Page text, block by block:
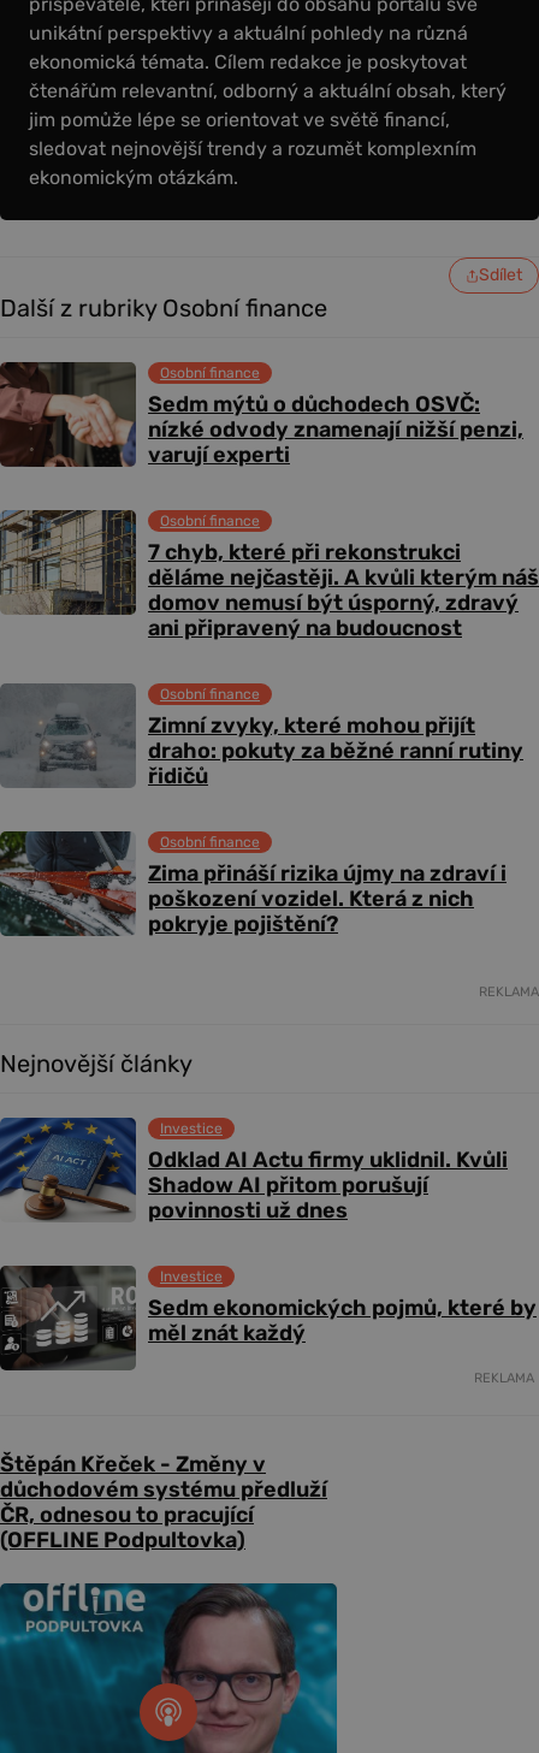
unikátní perspektivy a aktuální pohledy na různá
ekonomická témata. Cílem redakce je poskytovat
čtenářům relevantní, odborný a aktuální obsah, který
jim pomůže lépe se orientovat ve světě financí,
sledovat nejnovější trendy a rozumět komplexním
ekonomickým otázkám.
Sdílet
Další z rubriky Osobní finance
Sedm mýtů o důchodech OSVČ:
nízké odvody znamenají nižší penzi,
varují experti
Osobní finance
7 chyb, které při rekonstrukci
děláme nejčastěji. A kvůli kterým náš
domov nemusí být úsporný, zdravý
ani připravený na budoucnost
Osobní finance
Zimní zvyky, které mohou přijít
draho: pokuty za běžné ranní rutiny
řidičů
Osobní finance
Zima přináší rizika újmy na zdraví i
poškození vozidel. Která z nich
pokryje pojištění?
Osobní finance
REKLAMA
Nejnovější články
Odklad AI Actu firmy uklidnil. Kvůli
Shadow AI přitom porušují
povinnosti už dnes
Investice
Sedm ekonomických pojmů, které by
měl znát každý
Investice
REKLAMA
Štěpán Křeček - Změny v
důchodovém systému předluží
ČR, odnesou to pracující
(OFFLINE Podpultovka)